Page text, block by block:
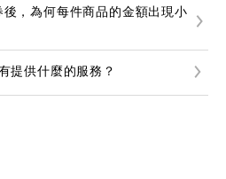
，為何每件商品的金額出現小
提供什麼的服務？